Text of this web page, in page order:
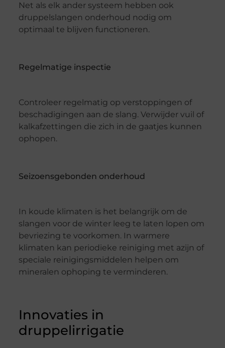
Net als elk ander systeem hebben ook
druppelslangen onderhoud nodig om
optimaal te blijven functioneren.
Regelmatige inspectie
Controleer regelmatig op verstoppingen of
beschadigingen aan de slang. Verwijder vuil of
kalkafzettingen die zich in de gaatjes kunnen
ophopen.
Seizoensgebonden onderhoud
In koude klimaten is het belangrijk om de
slangen voor de winter leeg te laten lopen om
bevriezing te voorkomen. In warmere
klimaten kan periodieke reiniging met azijn of
speciale reinigingsmiddelen helpen om
mineralen ophoping te verminderen.
Innovaties in
druppelirrigatie